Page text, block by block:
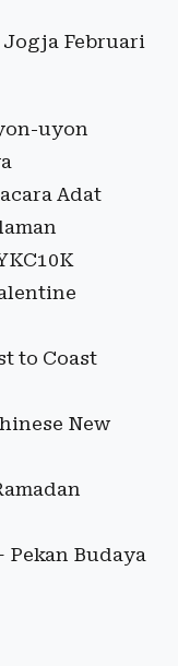
Jogja Februari
uyon
Adat
to Coast
New
Pekan Budaya